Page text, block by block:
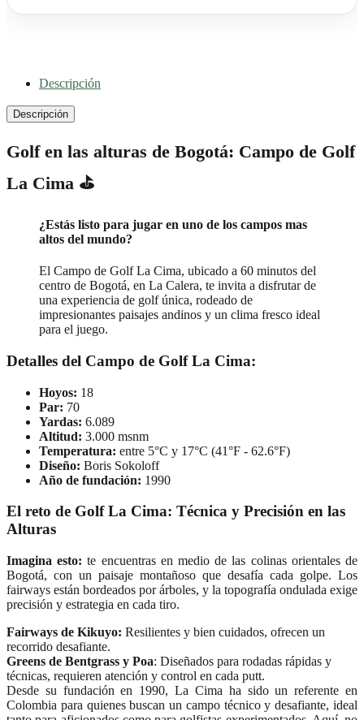
Descripción
Descripción
Golf en las alturas de Bogotá: Campo de Golf
La Cima ⛳
¿Estás listo para jugar en uno de los campos mas
altos del mundo?
El Campo de Golf La Cima, ubicado a 60 minutos del
centro de Bogotá, en La Calera, te invita a disfrutar de
una experiencia de golf única, rodeado de
impresionantes paisajes andinos y un clima fresco ideal
para el juego.
Detalles del Campo de Golf La Cima:
Hoyos: 18
Par: 70
Yardas: 6.089
Altitud: 3.000 msnm
Temperatura: entre 5°C y 17°C (41°F - 62.6°F)
Diseño: Boris Sokoloff
Año de fundación: 1990
El reto de Golf La Cima: Técnica y Precisión en las
Alturas
Imagina esto: te encuentras en medio de las colinas orientales de
Bogotá, con un paisaje montañoso que desafía cada golpe. Los
fairways están bordeados por árboles, y la topografía ondulada exige
precisión y estrategia en cada tiro.
Fairways de Kikuyo: Resilientes y bien cuidados, ofrecen un
recorrido desafiante.
Greens de Bentgrass y Poa: Diseñados para rodadas rápidas y
técnicas, requieren atención y control en cada putt.
Desde su fundación en 1990, La Cima ha sido un referente en
Colombia para quienes buscan un campo técnico y desafiante, ideal